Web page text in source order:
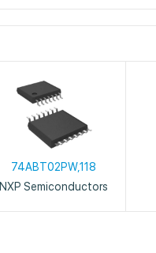
74ABT02PW,118
NXP Semiconductors